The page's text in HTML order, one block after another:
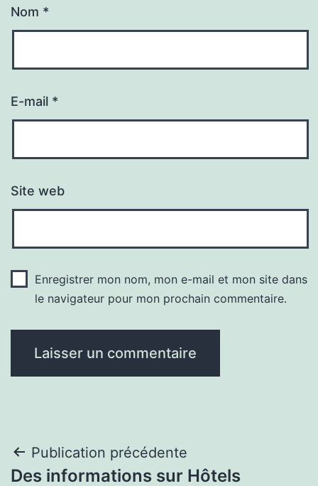
Nom *
E-mail *
Site web
Enregistrer mon nom, mon e-mail et mon site dans
le navigateur pour mon prochain commentaire.
Navigation
Publication précédente
Des informations sur Hôtels